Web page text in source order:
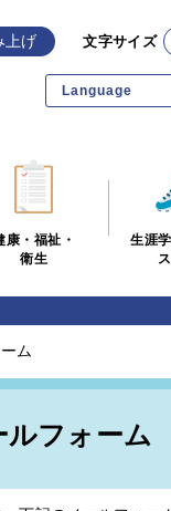
上げ 文字サイズ
Language
康・福祉・
衛生
生涯
ム
ルフォーム